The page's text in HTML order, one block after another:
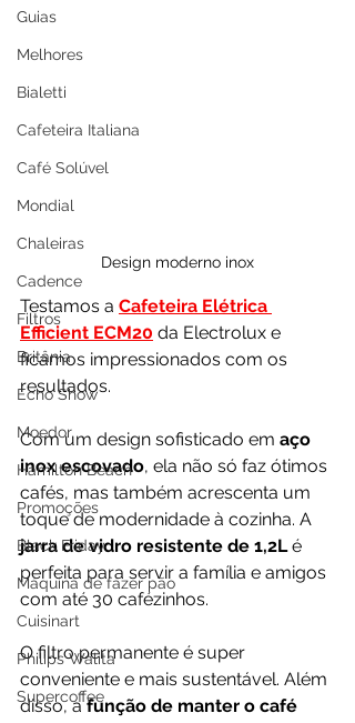
Guias
Melhores
Bialetti
Cafeteira Italiana
Café Solúvel
Mondial
Chaleiras
Cadence
Filtros
Britânia
Echo Show
Moedor
Hamilton Beach
Promoções
Black Friday
Máquina de fazer pão
Cuisinart
Philips Walita
Supercoffee
Design moderno inox
Testamos a Cafeteira Elétrica
Efficient ECM20 da Electrolux e
ficamos impressionados com os
resultados.
Com um design sofisticado em aço
inox escovado, ela não só faz ótimos
cafés, mas também acrescenta um
toque de modernidade à cozinha. A
jarra de vidro resistente de 1,2L é
perfeita para servir a família e amigos
com até 30 cafézinhos.
O filtro permanente é super
conveniente e mais sustentável. Além
disso, a função de manter o café